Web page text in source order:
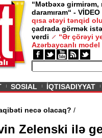
“Mətbəxə girmirəm,
daramıram“ - VİDEO
qısa ətəyi tənqid
çadrada görmək
verdi
“Ər çörəyi
Azərbaycanlı model
SOSIAL İQTISADIYYAT
aqibəti necə olacaq?
Zelenski ilə